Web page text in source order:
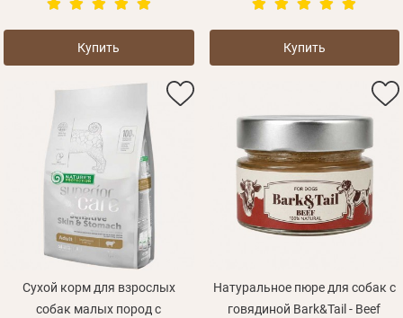
Купить Купить
Сухой корм для взрослых
собак малых пород с
Натуральное пюре для собак с
говядиной Bark&Tail - Beef